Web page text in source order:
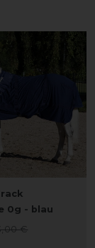
0g - blau
€